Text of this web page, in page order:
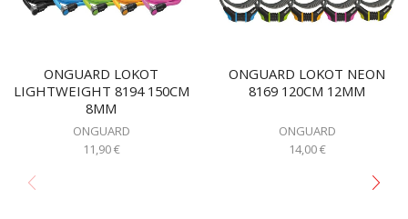
ONGUARD LOKOT
LIGHTWEIGHT 8194 150CM
8MM
ONGUARD
11,90€
ONGUARD LOKOT NEON
8169 120CM 12MM
ONGUARD
14,00€